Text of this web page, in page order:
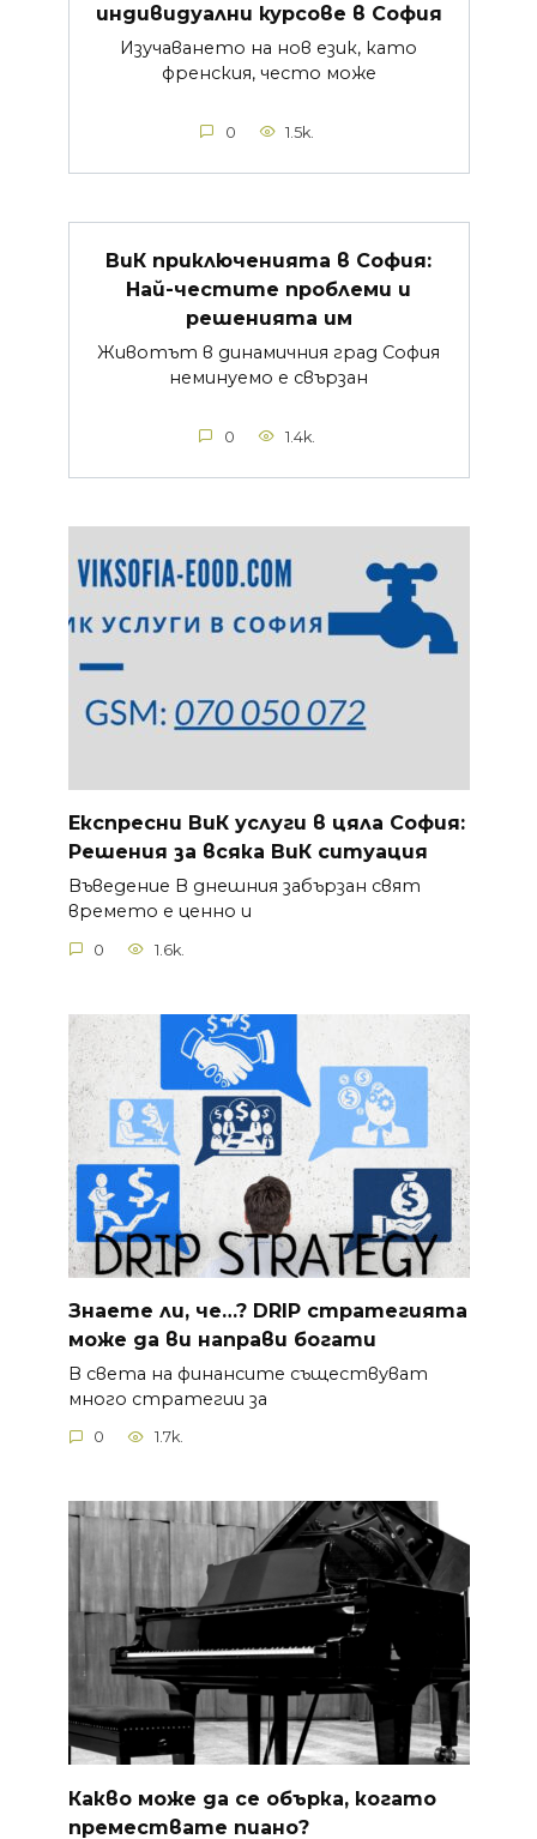
индивидуални курсове в София
Изучаването на нов език, като
френския, често може
0 1.5k.
ВиК приключенията в София:
Най-честите проблеми и
решенията им
Животът в динамичния град София
неминуемо е свързан
0 1.4k.
Експресни ВиК услуги в цяла София:
Решения за всяка ВиК ситуация
Въведение В днешния забързан свят
времето е ценно и
0 1.6k.
Знаете ли, че…? DRIP стратегията
може да ви направи богати
В света на финансите съществуват
много стратегии за
0 1.7k.
Какво може да се обърка, когато
премествате пиано?